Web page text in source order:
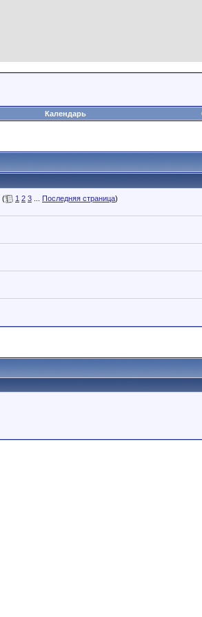
Календарь
( 1 2 3 Последняя страница)